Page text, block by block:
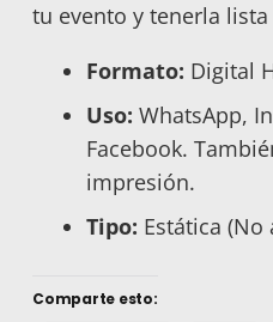
tu evento y tenerla
Formato: Digital
Uso: WhatsApp,
Facebook.
impresión.
Tipo: Estática (No
Comparte esto: